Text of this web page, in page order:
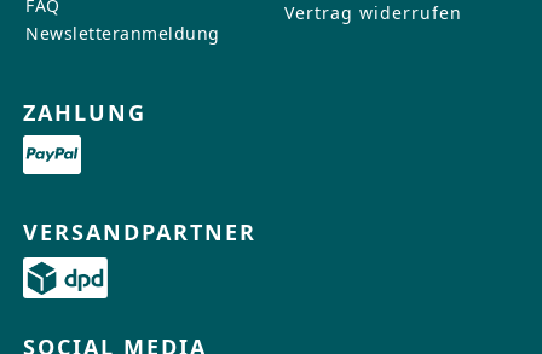
FAQ
Newsletteranmeldung
Vertrag widerrufen
ZAHLUNG
VERSANDPARTNER
SOCIAL MEDIA